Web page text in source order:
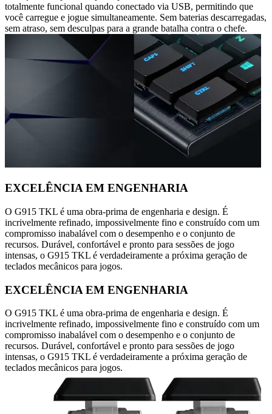
totalmente funcional quando conectado via USB, permitindo que
você carregue e jogue simultaneamente. Sem baterias descarregadas,
sem atraso, sem desculpas para a grande batalha contra o chefe.
EXCELÊNCIA EM ENGENHARIA
O G915 TKL é uma obra-prima de engenharia e design. É
incrivelmente refinado, impossivelmente fino e construído com um
compromisso inabalável com o desempenho e o conjunto de
recursos. Durável, confortável e pronto para sessões de jogo
intensas, o G915 TKL é verdadeiramente a próxima geração de
teclados mecânicos para jogos.
EXCELÊNCIA EM ENGENHARIA
O G915 TKL é uma obra-prima de engenharia e design. É
incrivelmente refinado, impossivelmente fino e construído com um
compromisso inabalável com o desempenho e o conjunto de
recursos. Durável, confortável e pronto para sessões de jogo
intensas, o G915 TKL é verdadeiramente a próxima geração de
teclados mecânicos para jogos.